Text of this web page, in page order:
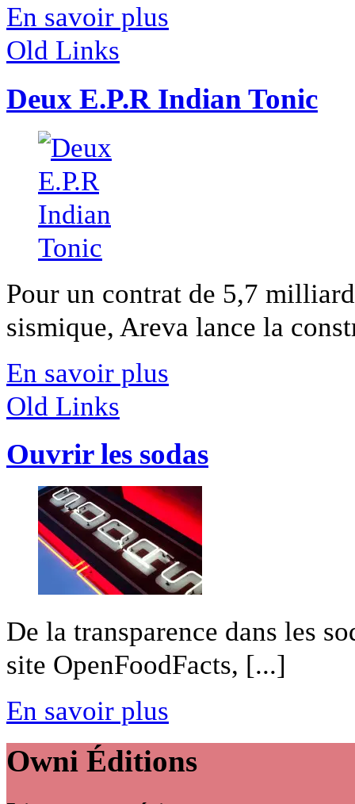
En savoir plus
Old Links
Deux E.P.R Indian Tonic
Pour un contrat de 5,7
sismique, Areva lance la
En savoir plus
Old Links
Ouvrir les sodas
De la transparence dans les
site OpenFoodFacts, [...]
En savoir plus
Owni Éditions